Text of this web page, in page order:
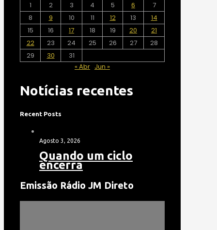
1
2 3 4 5 6
7
8
9 10 11 12 13
14
15
16 17 18 19 20
21
22
23 24 25 26 27
28
29
30
31
« Abr Jun »
Notícias recentes
Recent Posts
Agosto 3, 2026
Quando um ciclo
encerra
Emissão Rádio JM Direto